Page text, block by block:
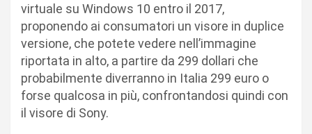
virtuale su Windows 10 entro il 2017,
proponendo ai consumatori un visore in duplice
versione, che potete vedere nell’immagine
riportata in alto, a partire da 299 dollari che
probabilmente diverranno in Italia 299 euro o
forse qualcosa in più, confrontandosi quindi con
il visore di Sony.